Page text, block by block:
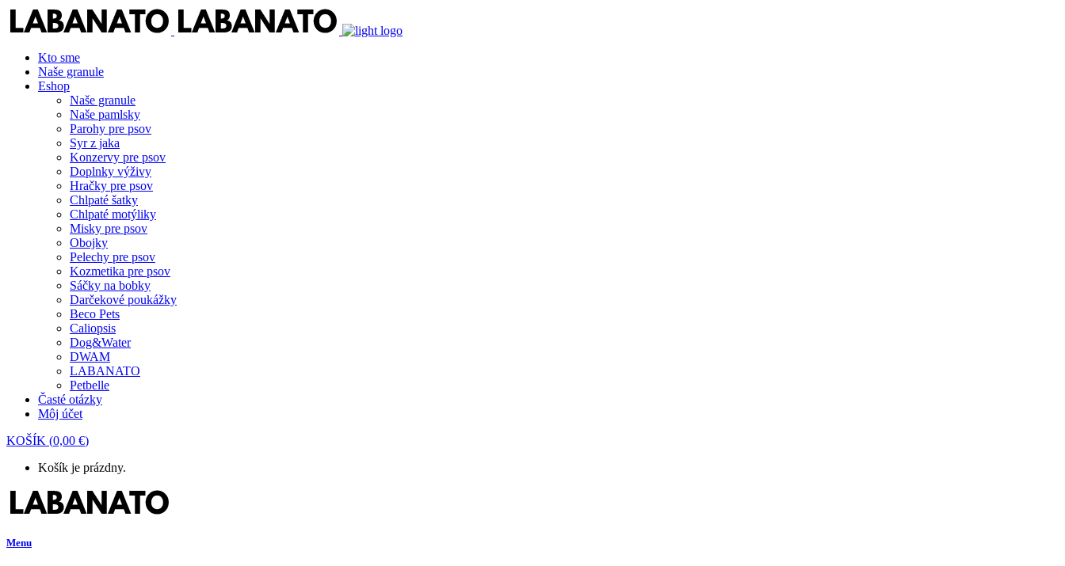
Kto sme
Naše granule
Eshop
Naše granule
Naše pamlsky
Parohy pre psov
Syr z jaka
Konzervy pre psov
Doplnky výživy
Hračky pre psov
Chlpaté šatky
Chlpaté motýliky
Misky pre psov
Obojky
Pelechy pre psov
Kozmetika pre psov
Sáčky na bobky
Darčekové poukážky
Beco Pets
Caliopsis
Dog&Water
DWAM
LABANATO
Petbelle
Časté otázky
Môj účet
KOŠÍK (0,00 €)
Košík je prázdny.
Menu